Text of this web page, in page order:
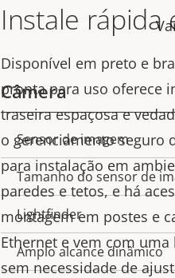
Instale
Disponível em preto e
pronta para uso oferece
traseira espaçosa e
o gerenciamento seguro
para instalação em
paredes e tetos, e há
montagem em postes e
Ethernet e vem com
sem necessidade de
Câmera
Descrição
da
propriedade
Sensor de imagem
Tamanho do sensor de
Lightfinder
Amplo alcance dinâmico